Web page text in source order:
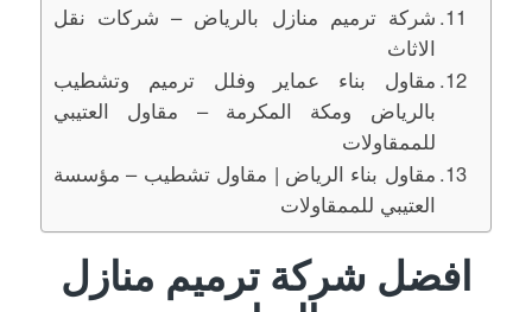
شركة ترميم منازل بالرياض – شركات نقل
الاثاث
مقاول بناء عماير وفلل ترميم وتشطيب
بالرياض ومكة المكرمة – مقاول العتيبي
للممقاولات
مقاول بناء الرياض | مقاول تشطيب – مؤسسة
العتيبي للممقاولات
افضل شركة ترميم منازل